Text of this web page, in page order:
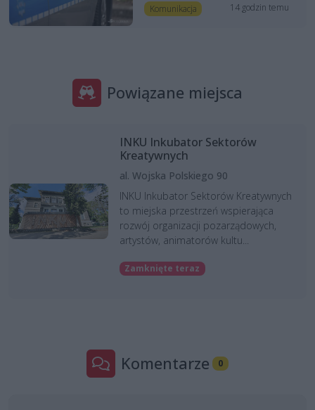
Komunikacja 14 godzin temu
Powiązane miejsca
INKU Inkubator Sektorów
Kreatywnych
al. Wojska Polskiego 90
INKU Inkubator Sektorów Kreatywnych
to miejska przestrzeń wspierająca
rozwój organizacji pozarządowych,
artystów, animatorów kultu...
Zamknięte teraz
Komentarze 0